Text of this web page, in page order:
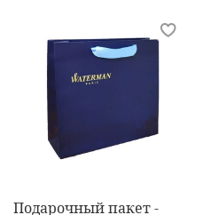
Подарочный пакет -